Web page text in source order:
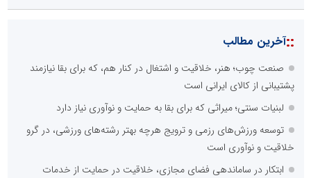
::آخرین مطالب
صنعت چوب؛ هنر، خلاقیت و اشتغال در کنار هم، که برای بقا نیازمند
پشتیبانی از کالای ایرانی است
لبنیات سنتی؛ میراثی که برای بقا به حمایت و نوآوری نیاز دارد
توسعه ورزش‌های رزمی و ترویج هرچه بهتر رشته‌های ورزشی، در گرو
خلاقیت و نوآوری است
ابتکار در ساماندهی فضای مجازی، خلاقیت در حمایت از خدمات